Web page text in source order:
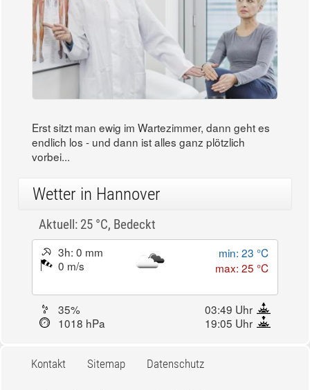
Erst sitzt man ewig im Wartezimmer, dann geht es
endlich los - und dann ist alles ganz plötzlich
vorbei...
Wetter in Hannover
Aktuell: 25 °C, Bedeckt
3h: 0 mm
0 m/s
min: 23 °C
max: 25 °C
35%
03:49 Uhr
1018 hPa
19:05 Uhr
Kontakt Sitemap Datenschutz